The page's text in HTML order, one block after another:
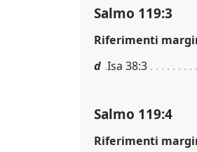
Salmo 119:3
Riferimenti
d Isa 38:3
Salmo 119:4
Riferimenti